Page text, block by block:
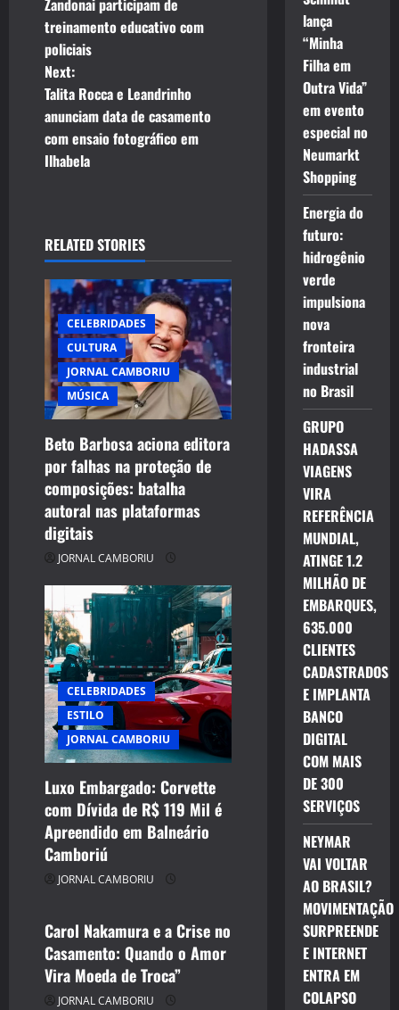
s
t
n
a
i
g
a
t
i
o
n
Zandonai participam de
treinamento educativo com
policiais
Next:
Talita Rocca e Leandrinho
anunciam data de casamento
com ensaio fotográfico em
Ilhabela
RELATED STORIES
CELEBRIDADES
CULTURA
JORNAL CAMBORIU
MÚSICA
Beto Barbosa aciona editora
por falhas na proteção de
composições: batalha
autoral nas plataformas
digitais
JORNAL CAMBORIU
CELEBRIDADES
ESTILO
JORNAL CAMBORIU
Luxo Embargado: Corvette
com Dívida de R$ 119 Mil é
Apreendido em Balneário
Camboriú
JORNAL CAMBORIU
CELEBRIDADES
CINEMA TEATRO TV INTERNET
ENTRETENIMENTO
JORNAL CAMBORIU
Carol Nakamura e a Crise no
Casamento: Quando o Amor
Vira Moeda de Troca”
JORNAL CAMBORIU
lança
“Minha
Filha em
Outra Vida”
em evento
especial no
Neumarkt
Shopping
Energia do
futuro:
hidrogênio
verde
impulsiona
nova
fronteira
industrial
no Brasil
GRUPO
HADASSA
VIAGENS
VIRA
REFERÊNCIA
MUNDIAL,
ATINGE 1.2
MILHÃO DE
EMBARQUES,
635.000
CLIENTES
CADASTRADOS
E IMPLANTA
BANCO
DIGITAL
COM MAIS
DE 300
SERVIÇOS
NEYMAR
VAI VOLTAR
AO BRASIL?
MOVIMENTAÇÃO
SURPREENDE
E INTERNET
ENTRA EM
COLAPSO